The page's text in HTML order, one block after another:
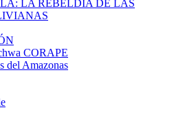
LA REBELDÍA DE LAS
CORAPE
del Amazonas